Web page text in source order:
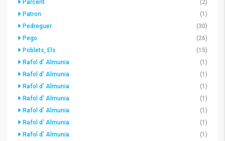
Parcent
(2)
Patron
(1)
Pedreguer
(30)
Pego
(26)
Poblets, Els
(15)
Rafol d' Almunia
(1)
Rafol d' Almunia
(1)
Rafol d' Almunia
(1)
Rafol d' Almunia
(1)
Rafol d' Almunia
(1)
Rafol d' Almunia
(1)
Rafol d' Almunia
(1)